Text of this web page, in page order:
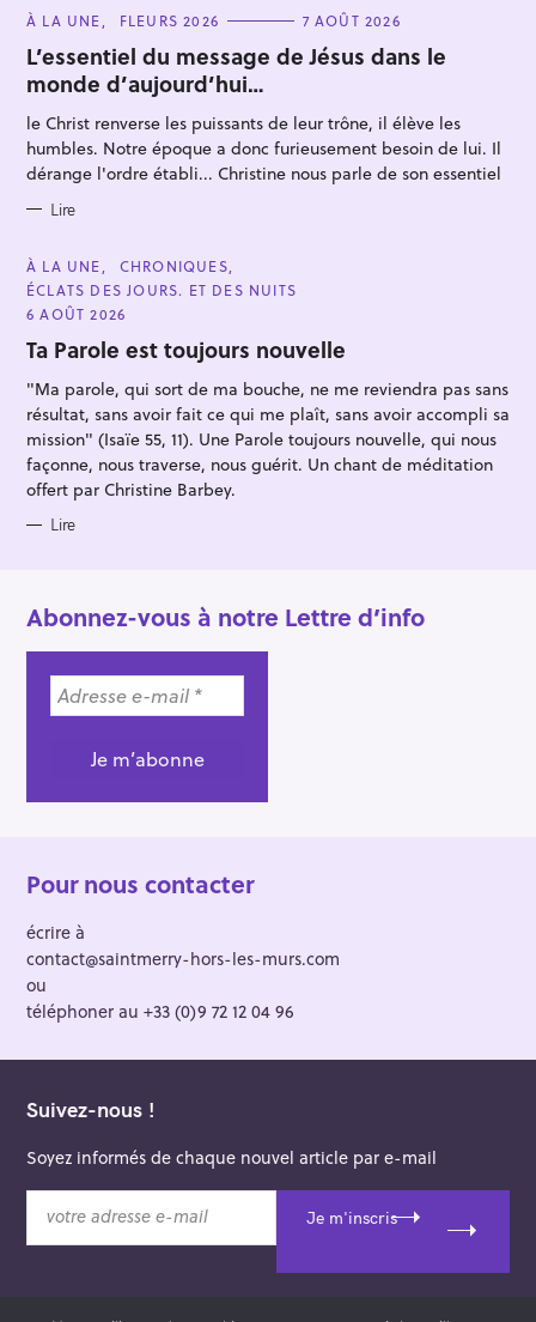
C
T
E
G
O
R
I
E
S
À LA UNE FLEURS 2026 7 AOÛT 2026
L’essentiel du message de Jésus dans le
monde d’aujourd’hui…
le Christ renverse les puissants de leur trône, il élève les
humbles. Notre époque a donc furieusement besoin de lui. Il
dérange l'ordre établi... Christine nous parle de son essentiel
Lire
C
A
T
E
O
R
E
À LA UNE
CHRONIQUES
ÉCLATS DES JOURS. ET DES NUITS
6 AOÛT 2026
Ta Parole est toujours nouvelle
"Ma parole, qui sort de ma bouche, ne me reviendra pas sans
résultat, sans avoir fait ce qui me plaît, sans avoir accompli sa
mission" (Isaïe 55, 11). Une Parole toujours nouvelle, qui nous
façonne, nous traverse, nous guérit. Un chant de méditation
offert par Christine Barbey.
Lire
Abonnez-vous à notre Lettre d’info
Pour nous contacter
écrire à
contact@saintmerry-hors-les-murs.com
ou
téléphoner au +33 (0)9 72 12 04 96
Suivez-nous !
Soyez informés de chaque nouvel article par e-mail
t
Je m'inscris
c
h
e
c
h
e